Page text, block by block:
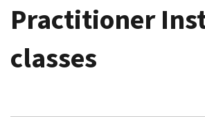
Practitioner
classes